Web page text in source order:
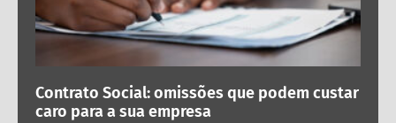
Contrato Social: omissões que podem custar
caro para a sua empresa